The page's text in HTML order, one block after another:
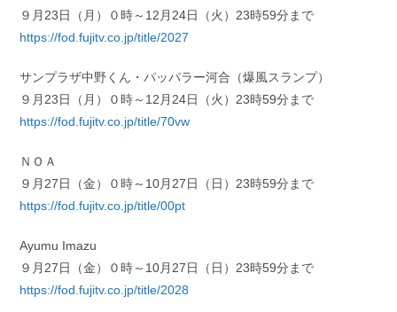
９月23日（月）０時～12月24日（火）23時59分まで
https://fod.fujitv.co.jp/title/2027
サンプラザ中野くん・パッパラー河合（爆風スランプ）
９月23日（月）０時～12月24日（火）23時59分まで
https://fod.fujitv.co.jp/title/70vw
ＮＯＡ
９月27日（金）０時～10月27日（日）23時59分まで
https://fod.fujitv.co.jp/title/00pt
Ayumu Imazu
９月27日（金）０時～10月27日（日）23時59分まで
https://fod.fujitv.co.jp/title/2028